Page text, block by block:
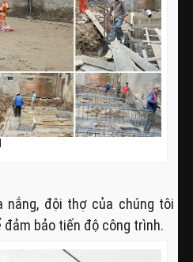
đội thợ của chúng tôi
bảo tiến độ công trình.